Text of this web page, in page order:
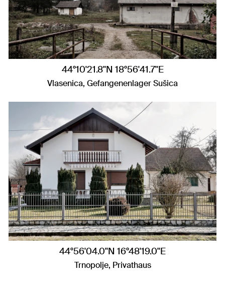
44°10'21.8"N 18°56'41.7"E
Vlasenica, Gefangenenlager Sušica
44°56'04.0"N 16°48'19.0"E
Trnopolje, Privathaus